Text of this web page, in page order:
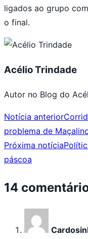
ligados ao grupo
o final.
Acélio Trindade
Autor no Blog do
Notícia anterior
problema de
Próxima notícia
páscoa
14